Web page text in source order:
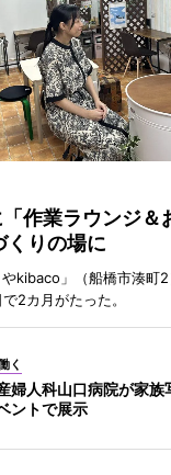
作業ラウンジ＆
りの場に
やkibaco」（船橋市湊町
2カ月がたった。
く
婦人科山口病院が家
ントで展示